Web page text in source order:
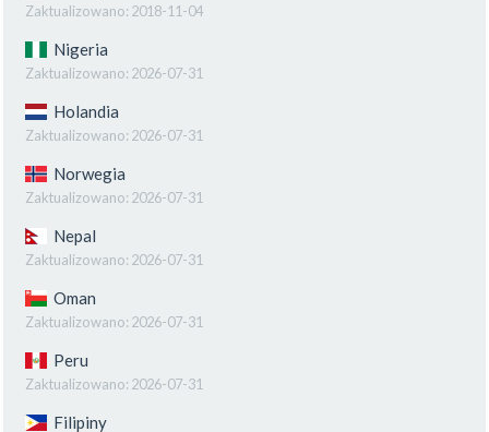
Zaktualizowano: 2018-11-04
Nigeria
Zaktualizowano: 2026-07-31
Holandia
Zaktualizowano: 2026-07-31
Norwegia
Zaktualizowano: 2026-07-31
Nepal
Zaktualizowano: 2026-07-31
Oman
Zaktualizowano: 2026-07-31
Peru
Zaktualizowano: 2026-07-31
Filipiny